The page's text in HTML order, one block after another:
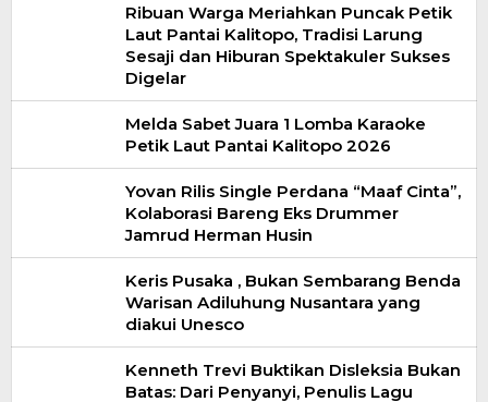
Ribuan Warga Meriahkan Puncak Petik
Laut Pantai Kalitopo, Tradisi Larung
Sesaji dan Hiburan Spektakuler Sukses
Digelar
Melda Sabet Juara 1 Lomba Karaoke
Petik Laut Pantai Kalitopo 2026
Yovan Rilis Single Perdana “Maaf Cinta”,
Kolaborasi Bareng Eks Drummer
Jamrud Herman Husin
Keris Pusaka , Bukan Sembarang Benda
Warisan Adiluhung Nusantara yang
diakui Unesco
Kenneth Trevi Buktikan Disleksia Bukan
Batas: Dari Penyanyi, Penulis Lagu